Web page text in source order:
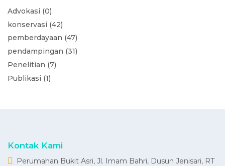
Advokasi (0)
konservasi (42)
pemberdayaan (47)
pendampingan (31)
Penelitian (7)
Publikasi (1)
Kontak Kami
Perumahan Bukit Asri, Jl. Imam Bahri, Dusun Jenisari, RT